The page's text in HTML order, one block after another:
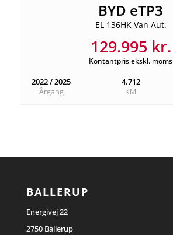
BYD eTP3
EL 136HK Van Aut.
129.995 kr.
Kontantpris ekskl. moms
2022 / 2025
Årgang
4.712
KM
BALLERUP
Energivej 22
2750 Ballerup